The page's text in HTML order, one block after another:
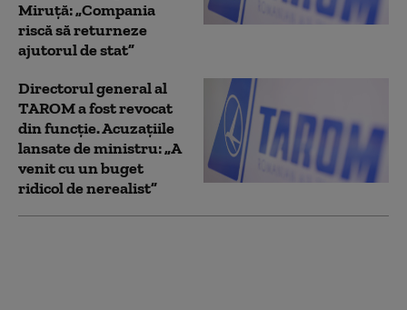
Miruță: „Compania
riscă să returneze
ajutorul de stat”
Directorul general al
TAROM a fost revocat
din funcție. Acuzațiile
lansate de ministru: „A
venit cu un buget
ridicol de nerealist”